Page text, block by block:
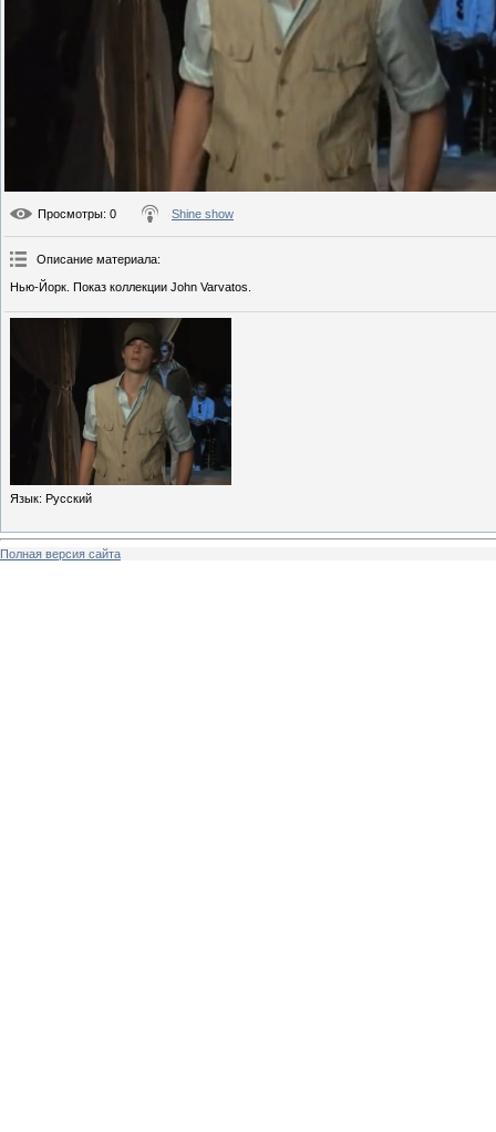
Просмотры: 0 Shine show
Описание материала:
Нью-Йорк. Показ коллекции John Varvatos.
Язык: Русский
Полная версия сайта